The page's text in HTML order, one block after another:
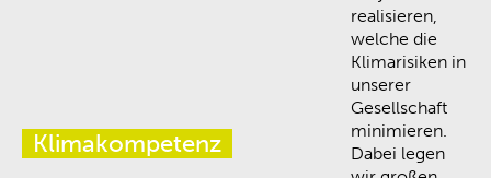
Klimakompetenz
realisieren,
welche die
Klimarisiken in
unserer
Gesellschaft
minimieren.
Dabei legen